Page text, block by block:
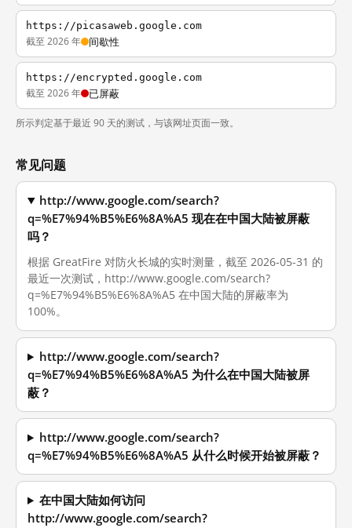
https://picasaweb.google.com
截至 2026 年 间歇性
https://encrypted.google.com
截至 2026 年 已屏蔽
所示判定基于最近 90 天的测试，与该网址页面一致。
常见问题
http://www.google.com/search?
q=%E7%94%B5%E6%8A%A5 现在在中国大陆被屏蔽
吗？
根据 GreatFire 对防火长城的实时测量，截至 2026-05-31 的
最近一次测试，http://www.google.com/search?
q=%E7%94%B5%E6%8A%A5 在中国大陆的屏蔽率为
100%。
http://www.google.com/search?
q=%E7%94%B5%E6%8A%A5 为什么在中国大陆被屏
蔽？
http://www.google.com/search?
q=%E7%94%B5%E6%8A%A5 从什么时候开始被屏蔽？
在中国大陆如何访问
http://www.google.com/search?